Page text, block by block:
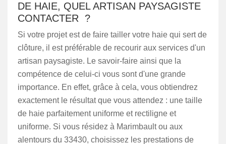
DE HAIE, QUEL ARTISAN PAYSAGISTE
CONTACTER ?
Si votre projet est de faire tailler votre haie qui sert de
clôture, il est préférable de recourir aux services d'un
artisan paysagiste. Le savoir-faire ainsi que la
compétence de celui-ci vous sont d'une grande
importance. En effet, grâce à cela, vous obtiendrez
exactement le résultat que vous attendez : une taille
de haie parfaitement uniforme et rectiligne et
uniforme. Si vous résidez à Marimbault ou aux
alentours du 33430, choisissez les prestations de